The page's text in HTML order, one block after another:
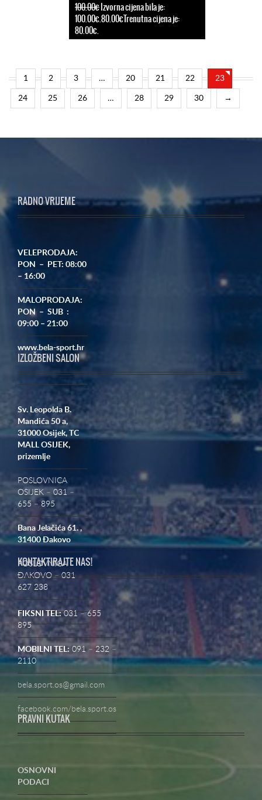
100.00€Izvorna cijena bila je:
100.00€.80.00€Trenutna cijena je:
80.00€.
1 2 3 … 20 21 22 23
24 25 26 … 28 29 30 →
RADNO VRIJEME
VELEPRODAJA:
PON – PET: 08:00
– 16:00
MALOPRODAJA:
PON – SUB :
09:00 – 21:00
www.bela-sport.hr
IZLOŽBENI SALON
Sv. Leopolda B.
Mandića 50 a,
31000 Osijek,
TC
MALL OSIJEK,
prizemlje
POSLOVNICA
OSIJEK – 031 –
655 – 895
Bana Jelačića 61. ,
31400 Đakovo
POSLOVNICA
ĐAKOVO – 031
627 238
KONTAKTIRAJTE NAS!
FIKSNI TEL:031 – 655
895
MOBILNI TEL: 091 – 232 –
2110
bela.sport.os@gmail.com
facebook.com/bela.sport.os
PRAVNI KUTAK
OSNOVNI
PODACI